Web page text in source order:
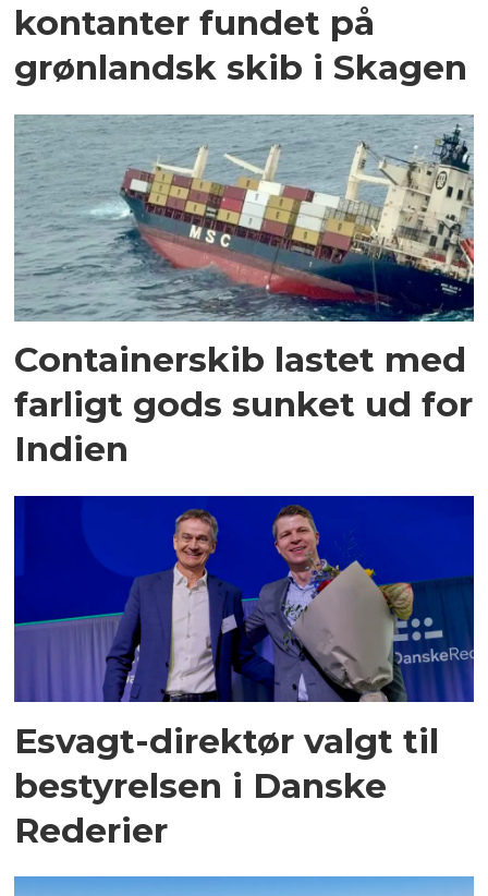
kontanter fundet på
grønlandsk skib i Skagen
Containerskib lastet med
farligt gods sunket ud for
Indien
Esvagt-direktør valgt til
bestyrelsen i Danske
Rederier